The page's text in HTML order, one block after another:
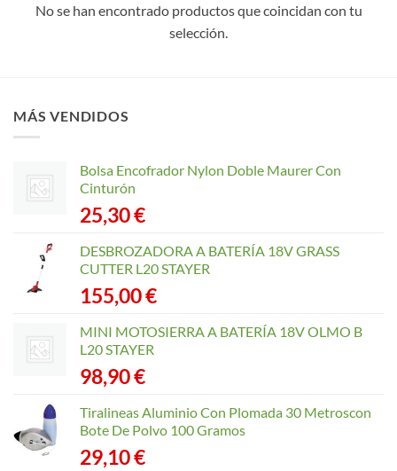
No se han encontrado productos que coincidan con tu
selección.
MÁS VENDIDOS
Bolsa Encofrador Nylon Doble Maurer Con
Cinturón
25,30€
DESBROZADORA A BATERÍA 18V GRASS
CUTTER L20 STAYER
155,00€
MINI MOTOSIERRA A BATERÍA 18V OLMO B
L20 STAYER
98,90€
Tiralineas Aluminio Con Plomada 30 Metroscon
Bote De Polvo 100 Gramos
29,10€